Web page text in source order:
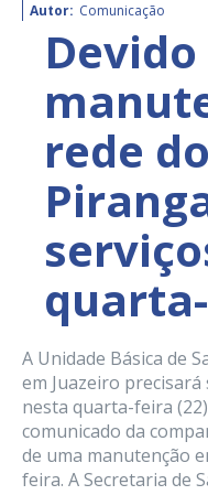
Autor: Comunicação
Devido
rede
A Unidade Básica de
em Juazeiro
nesta quarta-feira
comunicado da
de uma manutenção
feira. A Secretaria de